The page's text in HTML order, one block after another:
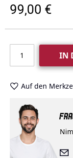
99,00 €
IN
Auf den